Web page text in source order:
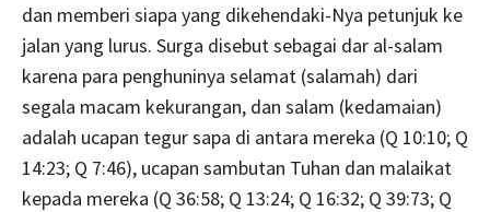
dan memberi siapa yang dikehendaki-Nya petunjuk ke
jalan yang lurus. Surga disebut sebagai dar al-salam
karena para penghuninya selamat (salamah) dari
segala macam kekurangan, dan salam (kedamaian)
adalah ucapan tegur sapa di antara mereka (Q 10:10; Q
14:23; Q 7:46), ucapan sambutan Tuhan dan malaikat
kepada mereka (Q 36:58; Q 13:24; Q 16:32; Q 39:73; Q